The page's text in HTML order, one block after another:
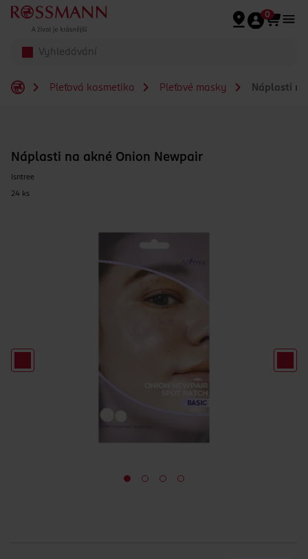
Přeskočit na hlavmní obsah
0
Pleťová kosmetika Pleťové masky Náplasti
Náplasti na akné Onion Newpair
Isntree
24 ks